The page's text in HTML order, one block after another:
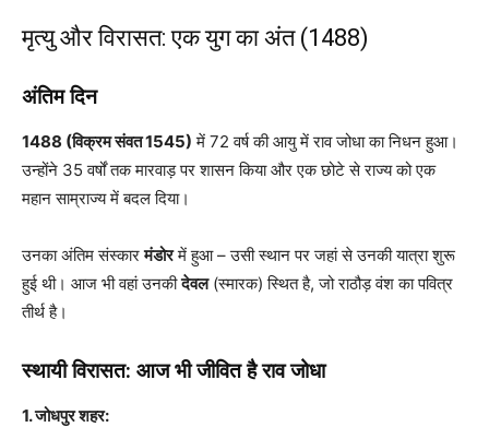
मृत्यु और विरासत: एक युग का अंत (1488)
अंतिम दिन
1488 (विक्रम संवत 1545) में 72 वर्ष की आयु में राव जोधा का निधन हुआ।
उन्होंने 35 वर्षों तक मारवाड़ पर शासन किया और एक छोटे से राज्य को एक
महान साम्राज्य में बदल दिया।
उनका अंतिम संस्कारमंडोरमें हुआ – उसी स्थान पर जहां से उनकी यात्रा शुरू
हुई थी। आज भी वहां उनकीदेवल(स्मारक) स्थित है, जो राठौड़ वंश का पवित्र
तीर्थ है।
स्थायी विरासत: आज भी जीवित है राव जोधा
1. जोधपुर शहर: